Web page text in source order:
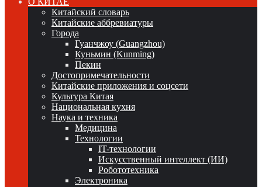
Китайский словарь
Китайские аббревиатуры
Города
Гуанчжоу (Guangzhou)
Куньмин (Kunming)
Пекин
Достопримечательности
Китайские приложения и соцсети
Культура Китая
Национальная кухня
Наука и техника
Медицина
Технологии
IT-технологии
Искусственный интеллект (ИИ)
Робототехника
Электроника